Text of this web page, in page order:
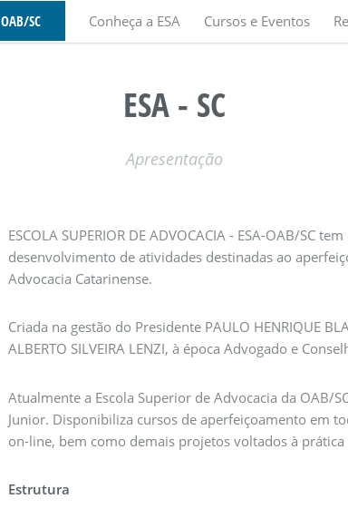
OAB/SC Conheça a ESA Cursos e Eventos
ESA - SC
Apresentação
ESCOLA SUPERIOR DE ADVOCACIA - ESA-OAB/SC
desenvolvimento de atividades destinadas ao
Advocacia Catarinense.
Criada na gestão do Presidente PAULO HENRIQUE
ALBERTO SILVEIRA LENZI, à época Advogado e
Atualmente a Escola Superior de Advocacia da OAB/
Junior. Disponibiliza cursos de aperfeiçoamento em
on-line, bem como demais projetos voltados à prática
Estrutura